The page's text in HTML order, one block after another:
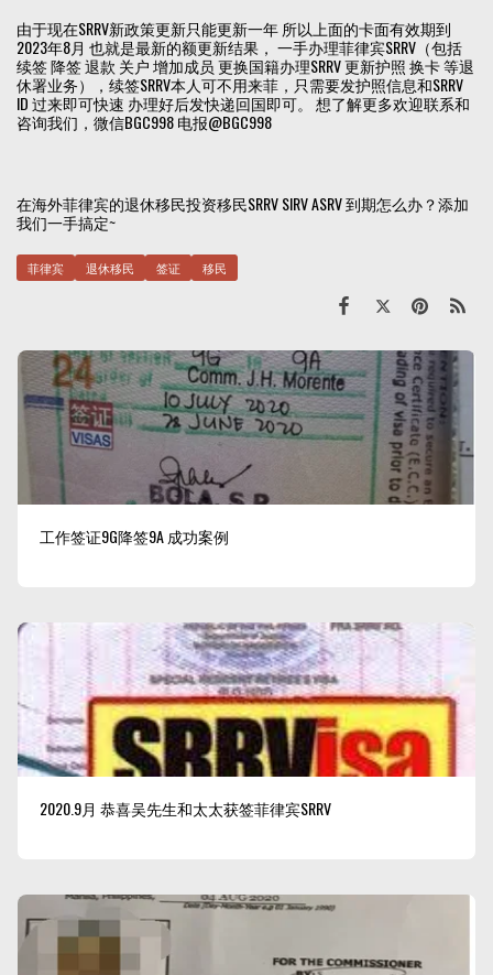
由于现在SRRV新政策更新只能更新一年 所以上面的卡面有效期到
2023年8月 也就是最新的额更新结果， 一手办理菲律宾SRRV（包括
续签 降签 退款 关户 增加成员 更换国籍办理SRRV 更新护照 换卡 等退
休署业务），续签SRRV本人可不用来菲，只需要发护照信息和SRRV
ID 过来即可快速 办理好后发快递回国即可。 想了解更多欢迎联系和
咨询我们，微信BGC998 电报@BGC998
在海外菲律宾的退休移民投资移民SRRV SIRV ASRV 到期怎么办？添加
我们一手搞定~
菲律宾 退休移民 签证 移民
工作签证9G降签9A 成功案例
2020.9月 恭喜吴先生和太太获签菲律宾SRRV